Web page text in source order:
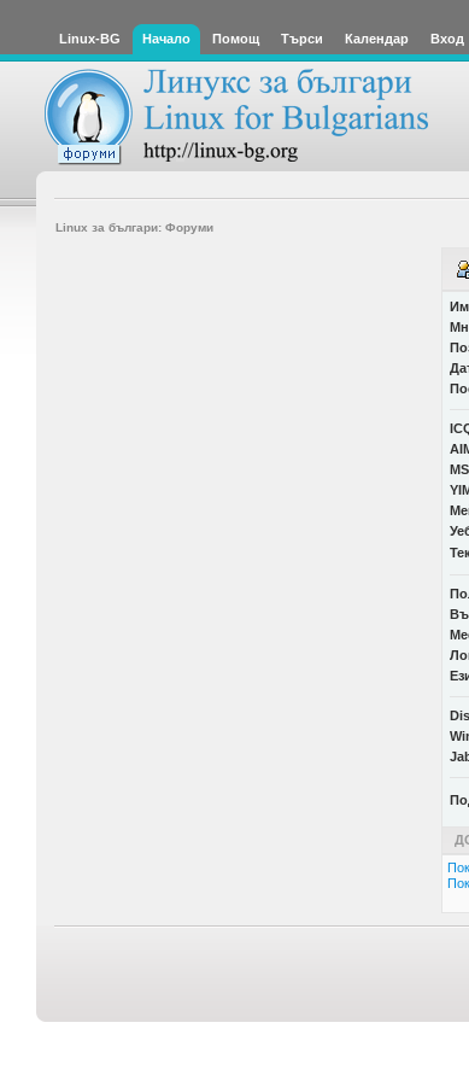
Linux-BG Начало Помощ Търси Календар Вход
Linux за българи: Форуми